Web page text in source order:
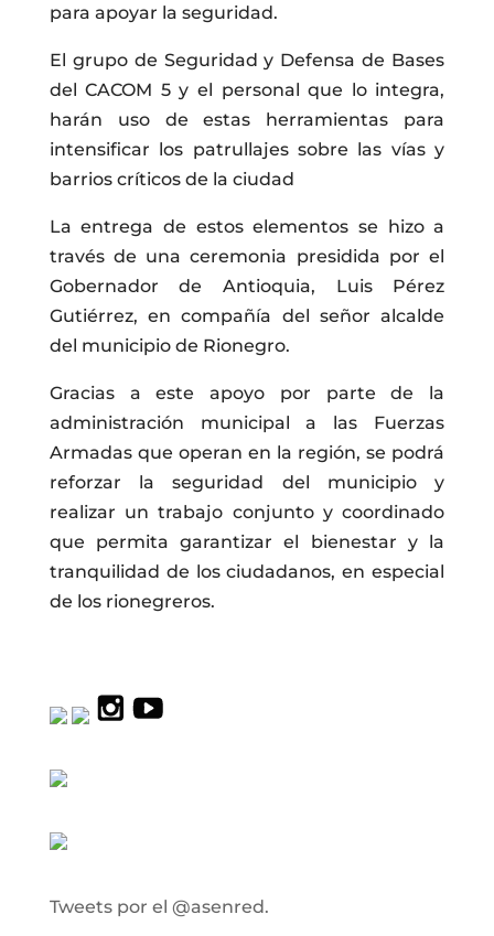
para apoyar la seguridad.
El grupo de Seguridad y Defensa de Bases
del CACOM 5 y el personal que lo integra,
harán uso de estas herramientas para
intensificar los patrullajes sobre las vías y
barrios críticos de la ciudad
La entrega de estos elementos se hizo a
través de una ceremonia presidida por el
Gobernador de Antioquia, Luis Pérez
Gutiérrez, en compañía del señor alcalde
del municipio de Rionegro.
Gracias a este apoyo por parte de la
administración municipal a las Fuerzas
Armadas que operan en la región, se podrá
reforzar la seguridad del municipio y
realizar un trabajo conjunto y coordinado
que permita garantizar el bienestar y la
tranquilidad de los ciudadanos, en especial
de los rionegreros.
Tweets por el @asenred.